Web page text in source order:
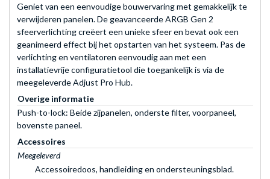
Geniet van een eenvoudige bouwervaring met gemakkelijk te
verwijderen panelen. De geavanceerde ARGB Gen 2
sfeerverlichting creëert een unieke sfeer en bevat ook een
geanimeerd effect bij het opstarten van het systeem. Pas de
verlichting en ventilatoren eenvoudig aan met een
installatievrije configuratietool die toegankelijk is via de
meegeleverde Adjust Pro Hub.
Overige informatie
Push-to-lock: Beide zijpanelen, onderste filter, voorpaneel,
bovenste paneel.
Accessoires
Meegeleverd
Accessoiredoos, handleiding en ondersteuningsblad.